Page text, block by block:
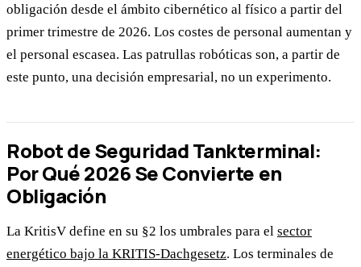
obligación desde el ámbito cibernético al físico a partir del
primer trimestre de 2026. Los costes de personal aumentan y
el personal escasea. Las patrullas robóticas son, a partir de
este punto, una decisión empresarial, no un experimento.
Robot de Seguridad Tankterminal:
Por Qué 2026 Se Convierte en
Obligación
La KritisV define en su §2 los umbrales para el sector
energético bajo la KRITIS-Dachgesetz. Los terminales de